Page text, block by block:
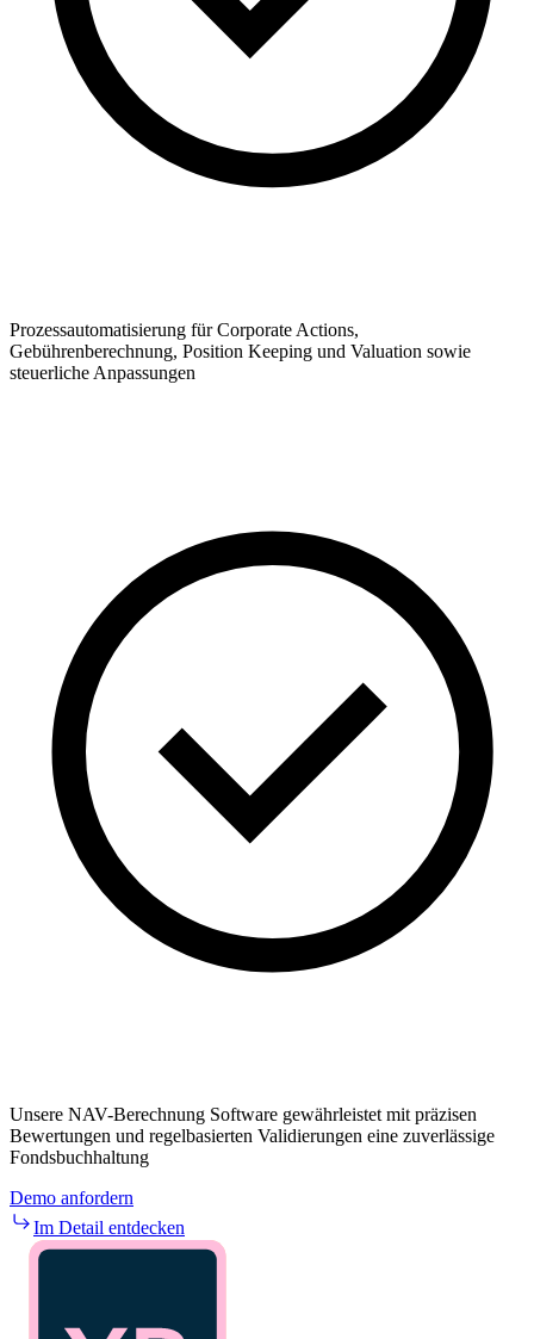
Prozessautomatisierung für Corporate Actions,
Gebührenberechnung, Position Keeping und Valuation sowie
steuerliche Anpassungen
Unsere NAV-Berechnung Software gewährleistet mit präzisen
Bewertungen und regelbasierten Validierungen eine zuverlässige
Fondsbuchhaltung
Demo anfordern
Im Detail entdecken